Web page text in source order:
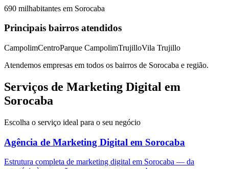
690 milhabitantes em Sorocaba
Principais bairros atendidos
CampolimCentroParque CampolimTrujilloVila Trujillo
Atendemos empresas em todos os bairros de Sorocaba e região.
Serviços de Marketing Digital em
Sorocaba
Escolha o serviço ideal para o seu negócio
Agência de Marketing Digital em Sorocaba
Estrutura completa de marketing digital em Sorocaba — da